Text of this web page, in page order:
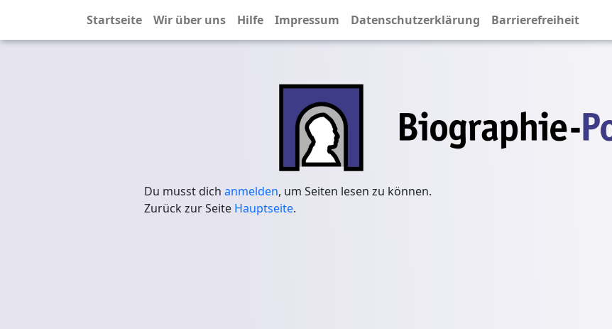
Startseite Wir über uns Hilfe Impressum Datenschutzerklärung Barrierefreiheit
Du musst dich anmelden, um Seiten lesen zu können.
Zurück zur Seite Hauptseite.